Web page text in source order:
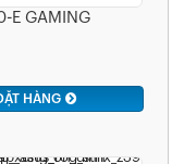
E GAMING
HÀNG